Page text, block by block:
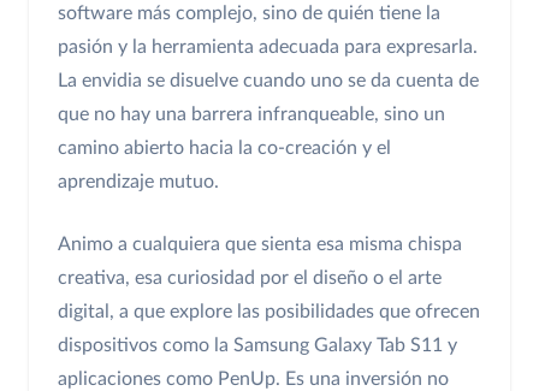
software más complejo, sino de quién tiene la
pasión y la herramienta adecuada para expresarla.
La envidia se disuelve cuando uno se da cuenta de
que no hay una barrera infranqueable, sino un
camino abierto hacia la co-creación y el
aprendizaje mutuo.
Animo a cualquiera que sienta esa misma chispa
creativa, esa curiosidad por el diseño o el arte
digital, a que explore las posibilidades que ofrecen
dispositivos como la Samsung Galaxy Tab S11 y
aplicaciones como PenUp. Es una inversión no